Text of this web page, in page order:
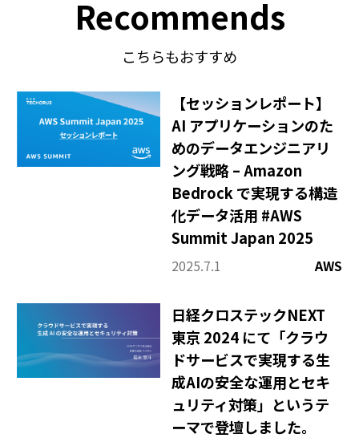
Recommends
こちらもおすすめ
【セッションレポート】
AI アプリケーションのた
めのデータエンジニアリ
ング戦略 – Amazon
Bedrock で実現する構造
化データ活用 #AWS
Summit Japan 2025
2025.7.1 AWS
日経クロステックNEXT
東京 2024 にて「クラウ
ドサービスで実現する生
成AIの安全な運用とセキ
ュリティ対策」というテ
ーマで登壇しました。